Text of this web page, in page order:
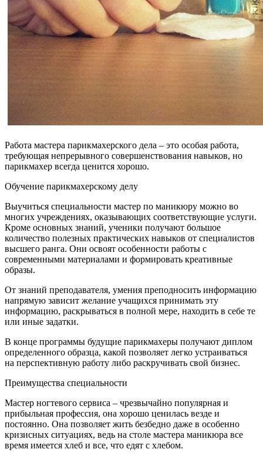
Работа мастера парикмахерского дела – это особая работа,
требующая непрерывного совершенствования навыков, но
парикмахер всегда ценится хорошо.
Обучение парикмахерскому делу
Выучиться специальности мастер по маникюру можно во
многих учреждениях, оказывающих соответствующие услуги.
Кроме основных знаний, ученики получают большое
количество полезных практических навыков от специалистов
высшего ранга. Они освоят особенности работы с
современными материалами и формировать креативные
образы.
От знаний преподавателя, умения преподносить информацию
напрямую зависит желание учащихся принимать эту
информацию, раскрываться в полной мере, находить в себе те
или иные задатки.
В конце программы будущие парикмахеры получают диплом
определенного образца, какой позволяет легко устраиваться
на перспективную работу либо раскручивать свой бизнес.
Преимущества специальности
Мастер ногтевого сервиса – чрезвычайно популярная и
прибыльная профессия, она хорошо ценилась везде и
постоянно. Она позволяет жить безбедно даже в особенно
кризисных ситуациях, ведь на столе мастера маникюра все
время имеется хлеб и все, что едят с хлебом.